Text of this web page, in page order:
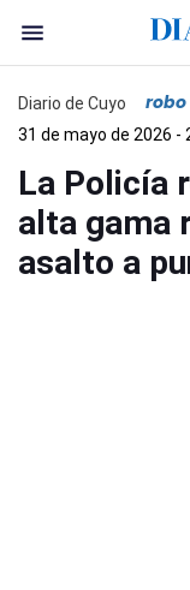
Diario de Cuyo robo
31 de mayo de 2026 -
La Policía
alta gama
asalto a